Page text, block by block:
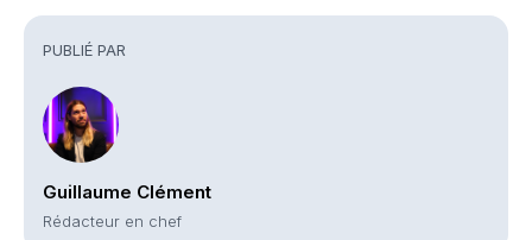
PUBLIÉ PAR
Guillaume Clément
Rédacteur en chef